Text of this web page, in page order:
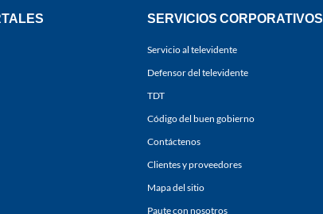
SERVICIOS CORPORATIVOS
Servicio al televidente
Defensor del televidente
TDT
Código del buen gobierno
Contáctenos
Clientes y proveedores
Mapa del sitio
Paute con nosotros